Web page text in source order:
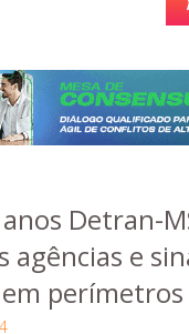
Detran-
agências e